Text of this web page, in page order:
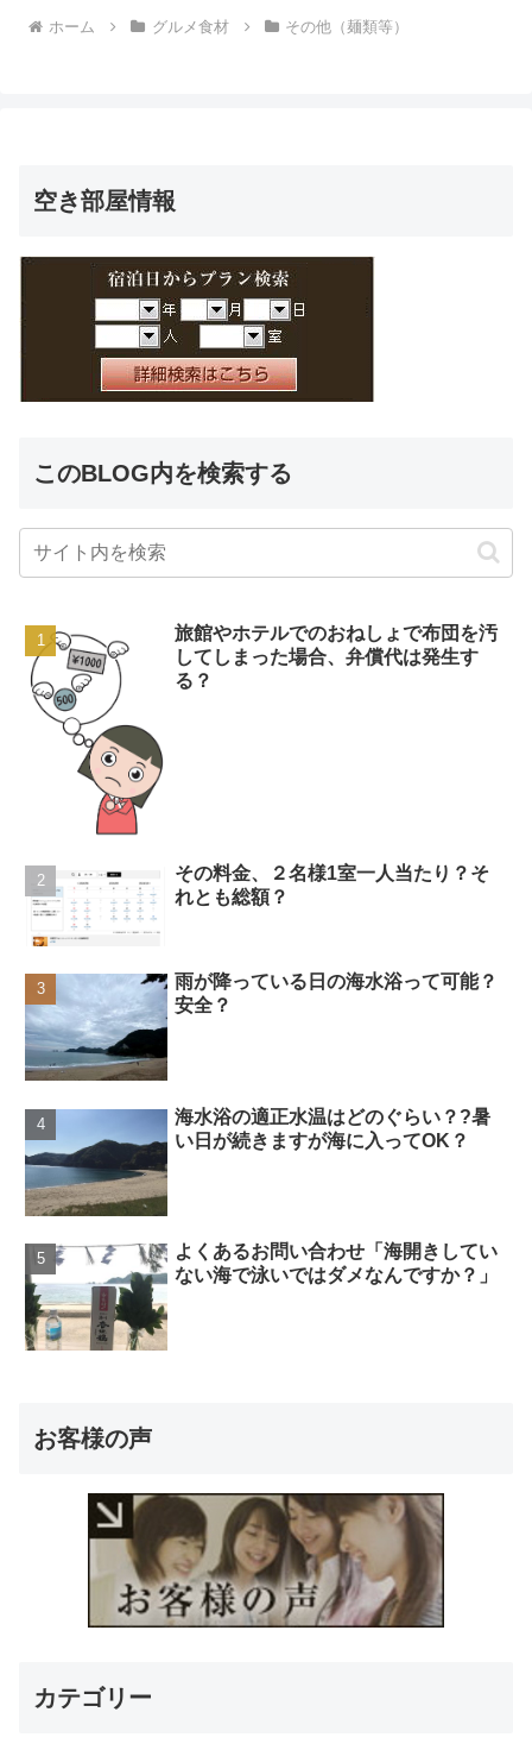
ホーム グルメ食材 その他（麺類等）
空き部屋情報
このBLOG内を検索する
旅館やホテルでのおねしょで布団を汚
してしまった場合、弁償代は発生す
る？
その料金、２名様1室一人当たり？そ
れとも総額？
雨が降っている日の海水浴って可能？
安全？
海水浴の適正水温はどのぐらい？?暑
い日が続きますが海に入ってOK？
よくあるお問い合わせ「海開きしてい
ない海で泳いではダメなんですか？」
お客様の声
カテゴリー